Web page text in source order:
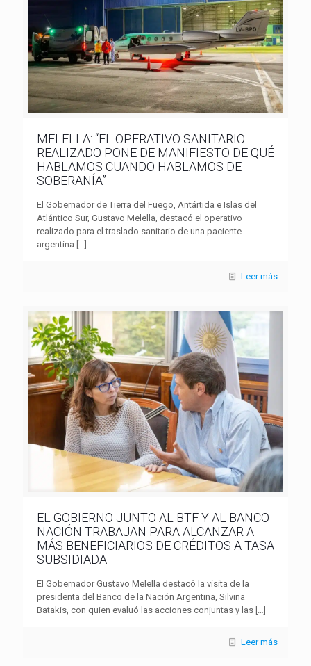
MELELLA: “EL OPERATIVO SANITARIO
REALIZADO PONE DE MANIFIESTO DE QUÉ
HABLAMOS CUANDO HABLAMOS DE
SOBERANÍA”
El Gobernador de Tierra del Fuego, Antártida e Islas del
Atlántico Sur, Gustavo Melella, destacó el operativo
realizado para el traslado sanitario de una paciente
argentina […]
Leer más
EL GOBIERNO JUNTO AL BTF Y AL BANCO
NACIÓN TRABAJAN PARA ALCANZAR A
MÁS BENEFICIARIOS DE CRÉDITOS A TASA
SUBSIDIADA
El Gobernador Gustavo Melella destacó la visita de la
presidenta del Banco de la Nación Argentina, Silvina
Batakis, con quien evaluó las acciones conjuntas y las […]
Leer más